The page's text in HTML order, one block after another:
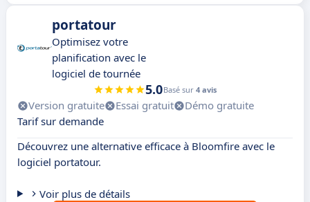
portatour
Optimisez votre
planification avec le
logiciel de tournée
5.0Basé sur 4 avis
Version gratuite Essai gratuit
Démo gratuite
Tarif sur demande
Découvrez une alternative efficace à Bloomfire avec le
logiciel portatour.
Voir plus de détails